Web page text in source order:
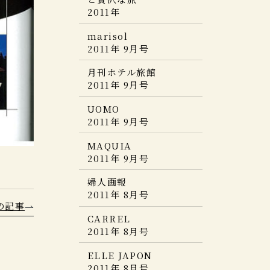
2019年 2・3月号
家庭画報
2019年2月号
Traveler
SIGNATURE4
月号
テル・旅館100選
&日本の小宿 2015年度
版
HERS
2015年 07 月号
MONOCLE（モノクル
マガジン）
商店建築
2015年6月号
JALグループ機内誌
SKYWARD
2015年6月
The Wall Street
Journal.ウェブ版
死ぬまでに行きたい！
世界の絶景 ホテル編
vol.9 2014春夏
家庭画報
一個人
2014年7月号
VISA
6月号
5つ星の宿
2014年版
La Vie 日本的理想旅
店100＋
日経おとなのOFF
2014年5月号
婦人画報
2014年 05月号
pen
2013年7月号
クラシックホテルさん
ぽ
CREA
2013年 07月号
家庭画報
2013年7月号
婦人画報
2013年7月号
LEON
2013年7月号
東京カレンダー
2013年7月号
日本百名宿
東京カレンダー
2012年9月
MEN’S EX
2012年7月
Discover Japan
2012年6月
ホテル旅館
2012年6月号
ELLE TV
2012年5月
麗しの癒宿
2012 年
商店建築
2012年5月号
2011年
marisol
2011年 9月号
月刊ホテル旅館
2011年 9月号
UOMO
2011年 9月号
MAQUIA
2011年 9月号
婦人画報
2011年 8月号
CARREL
2011年 8月号
ELLE JAPON
記事